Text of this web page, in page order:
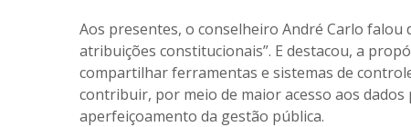
Aos presentes, o conselheiro André Carlo falou
atribuições constitucionais”. E destacou, a
compartilhar ferramentas e sistemas de
contribuir, por meio de maior acesso aos
aperfeiçoamento da gestão pública.